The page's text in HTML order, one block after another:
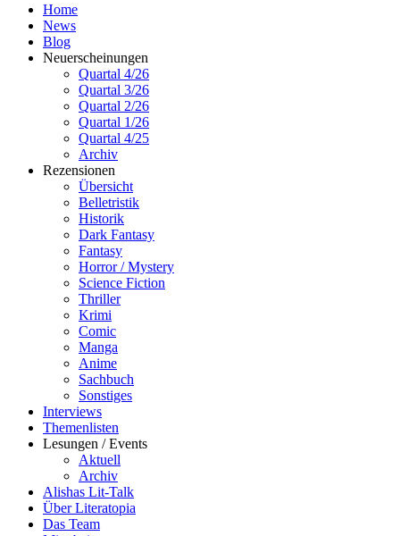
Home
News
Blog
Neuerscheinungen
Quartal 4/26
Quartal 3/26
Quartal 2/26
Quartal 1/26
Quartal 4/25
Archiv
Rezensionen
Übersicht
Belletristik
Historik
Dark Fantasy
Fantasy
Horror / Mystery
Science Fiction
Thriller
Krimi
Comic
Manga
Anime
Sachbuch
Sonstiges
Interviews
Themenlisten
Lesungen / Events
Aktuell
Archiv
Alishas Lit-Talk
Über Literatopia
Das Team